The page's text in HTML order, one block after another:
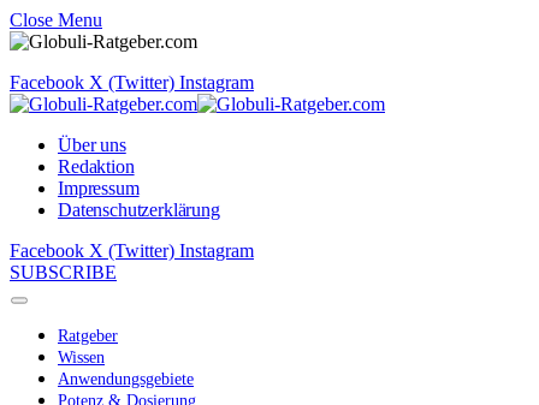
Close Menu
Facebook X (Twitter) Instagram
Über uns
Redaktion
Impressum
Datenschutzerklärung
Facebook X (Twitter) Instagram
SUBSCRIBE
Ratgeber
Wissen
Anwendungsgebiete
Potenz & Dosierung